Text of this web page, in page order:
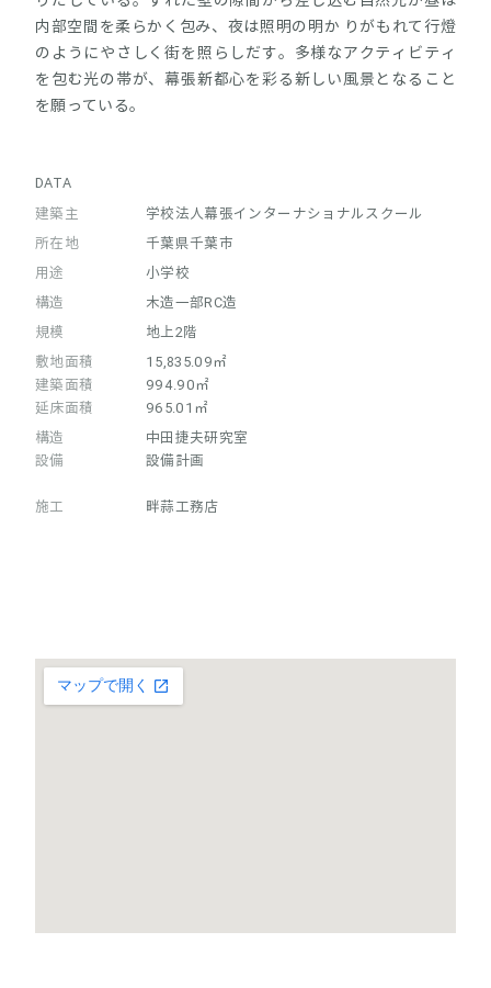
内部空間を柔らかく包み、夜は照明の明か りがもれて行燈
のようにやさしく街を照らしだす。多様なアクティビティ
を包む光の帯が、幕張新都心を彩る新しい風景となること
を願っている。
DATA
建築主
学校法人幕張インターナショナルスクール
所在地
千葉県千葉市
用途
小学校
構造
木造一部RC造
規模
地上2階
敷地面積
建築面積
延床面積
15,835.09㎡
994.90㎡
965.01㎡
構造
設備
施工
中田捷夫研究室
設備計画
畔蒜工務店